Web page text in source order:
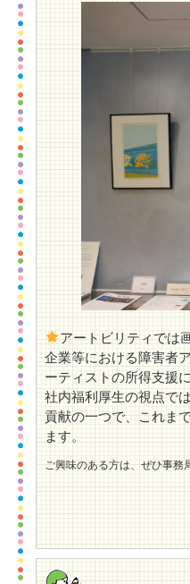
アートビリティでは
企業等における障害者
ーティストの所得支援
社内福利厚生の視点で
貢献の一つで、これま
ます。
ご興味のある方は、ぜひ事